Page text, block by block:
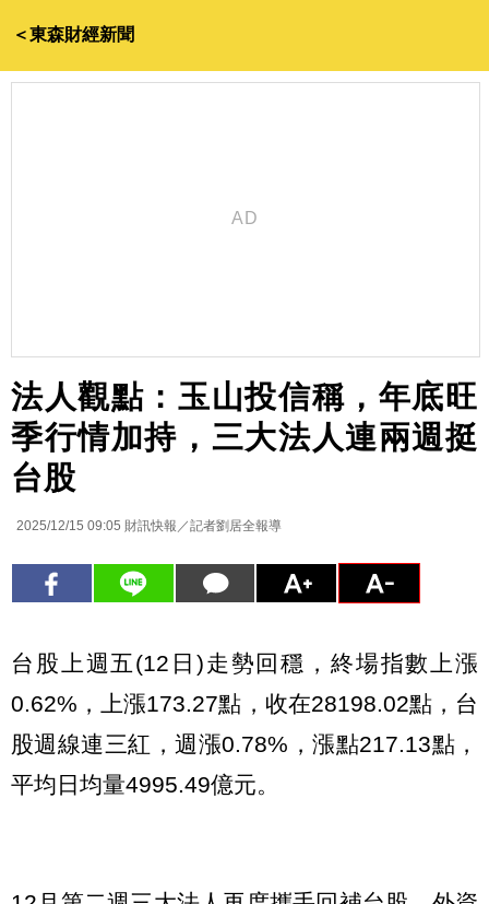
＜東森財經新聞
法人觀點：玉山投信稱，年底旺
季行情加持，三大法人連兩週挺
台股
2025/12/15 09:05 財訊快報／記者劉居全報導
台股上週五(12日)走勢回穩，終場指數上漲
0.62%，上漲173.27點，收在28198.02點，台
股週線連三紅，週漲0.78%，漲點217.13點，
平均日均量4995.49億元。